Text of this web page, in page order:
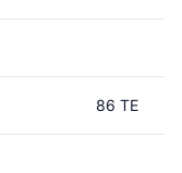
86 TE